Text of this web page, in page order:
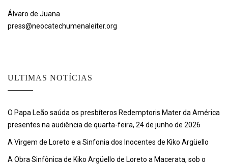
Álvaro de Juana
press@neocatechumenaleiter.org
ULTIMAS NOTÍCIAS
O Papa Leão saúda os presbíteros Redemptoris Mater da América
presentes na audiência de quarta-feira, 24 de junho de 2026
A Virgem de Loreto e a Sinfonia dos Inocentes de Kiko Argüello
A Obra Sinfônica de Kiko Argüello de Loreto a Macerata, sob o